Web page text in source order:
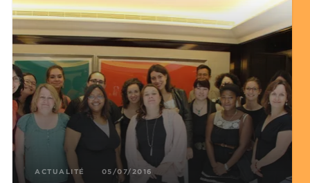
ACTUALITÉ 05/07/2016